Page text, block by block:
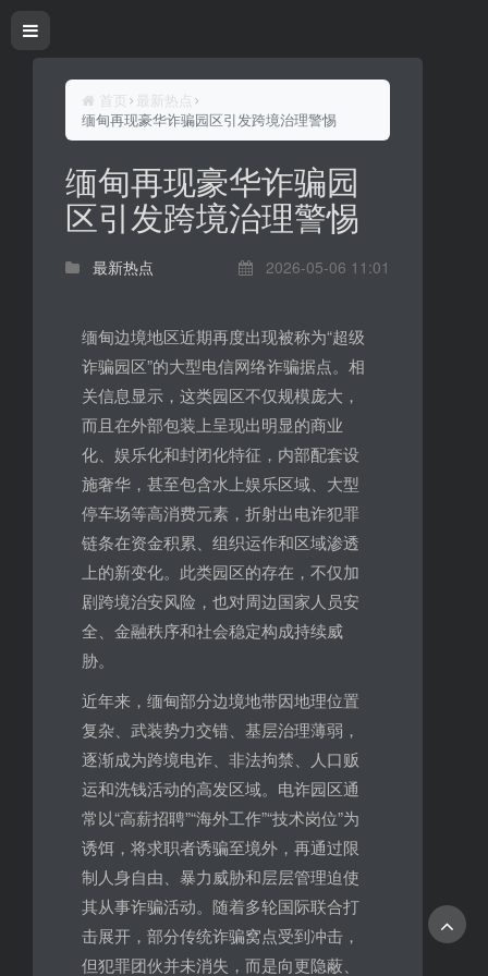
首页
最新热点
缅甸再现豪华诈骗园区引发跨境治理警惕
缅甸再现豪华诈骗园
区引发跨境治理警惕
最新热点 2026-05-06 11:01
缅甸边境地区近期再度出现被称为“超级
诈骗园区”的大型电信网络诈骗据点。相
关信息显示，这类园区不仅规模庞大，
而且在外部包装上呈现出明显的商业
化、娱乐化和封闭化特征，内部配套设
施奢华，甚至包含水上娱乐区域、大型
停车场等高消费元素，折射出电诈犯罪
链条在资金积累、组织运作和区域渗透
上的新变化。此类园区的存在，不仅加
剧跨境治安风险，也对周边国家人员安
全、金融秩序和社会稳定构成持续威
胁。
近年来，缅甸部分边境地带因地理位置
复杂、武装势力交错、基层治理薄弱，
逐渐成为跨境电诈、非法拘禁、人口贩
运和洗钱活动的高发区域。电诈园区通
常以“高薪招聘”“海外工作”“技术岗位”为
诱饵，将求职者诱骗至境外，再通过限
制人身自由、暴力威胁和层层管理迫使
其从事诈骗活动。随着多轮国际联合打
击展开，部分传统诈骗窝点受到冲击，
但犯罪团伙并未消失，而是向更隐蔽、